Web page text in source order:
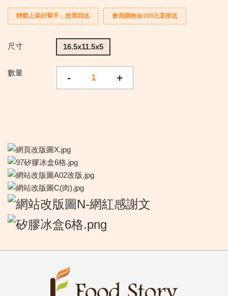
輕鬆上菜好幫手，您買我送 會員購物金100元直接送
尺寸 16.5x11.5x5
數量 - +